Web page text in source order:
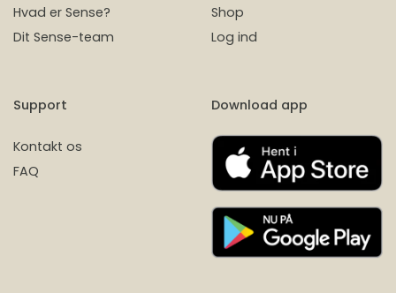
Hvad er Sense?
Dit Sense-team
Shop
Log ind
Support
Kontakt os
FAQ
Download app